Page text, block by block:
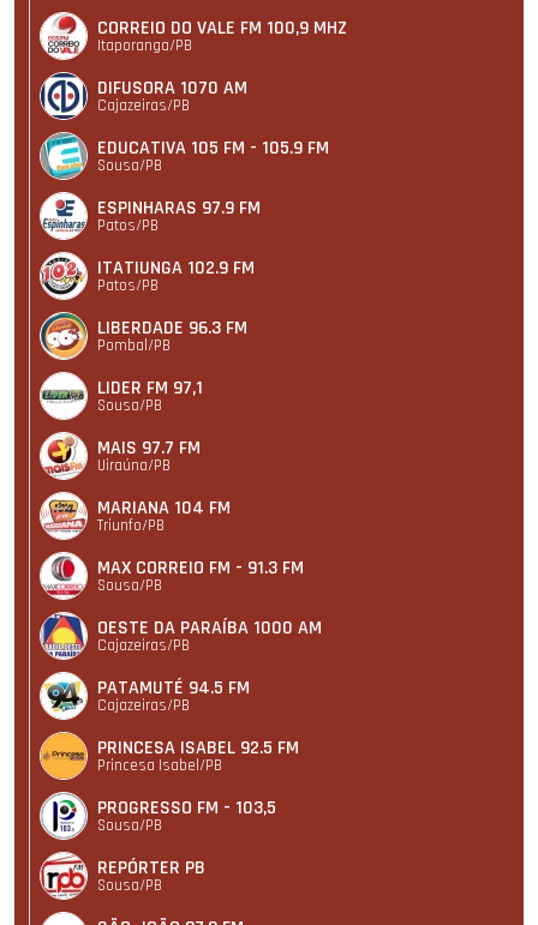
CORREIO DO VALE FM 100,9 MHZ
Itaporanga/PB
DIFUSORA 1070 AM
Cajazeiras/PB
EDUCATIVA 105 FM - 105.9 FM
Sousa/PB
ESPINHARAS 97.9 FM
Patos/PB
ITATIUNGA 102.9 FM
Patos/PB
LIBERDADE 96.3 FM
Pombal/PB
LIDER FM 97,1
Sousa/PB
MAIS 97.7 FM
Uiraúna/PB
MARIANA 104 FM
Triunfo/PB
MAX CORREIO FM - 91.3 FM
Sousa/PB
OESTE DA PARAÍBA 1000 AM
Cajazeiras/PB
PATAMUTÉ 94.5 FM
Cajazeiras/PB
PRINCESA ISABEL 92.5 FM
Princesa Isabel/PB
PROGRESSO FM - 103,5
Sousa/PB
REPÓRTER PB
Sousa/PB